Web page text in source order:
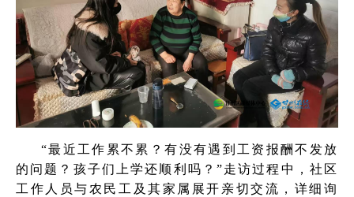
“最近工作累不累？有没有遇到工资报酬不发放
的问题？孩子们上学还顺利吗？”走访过程中，社区
工作人员与农民工及其家属展开亲切交流，详细询